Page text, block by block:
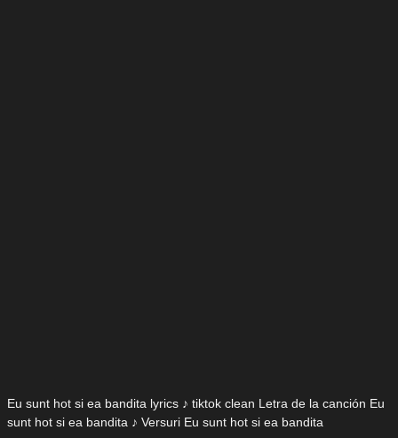
Eu sunt hot si ea bandita lyrics ♪ tiktok clean Letra de la canción Eu
sunt hot si ea bandita ♪ Versuri Eu sunt hot si ea bandita